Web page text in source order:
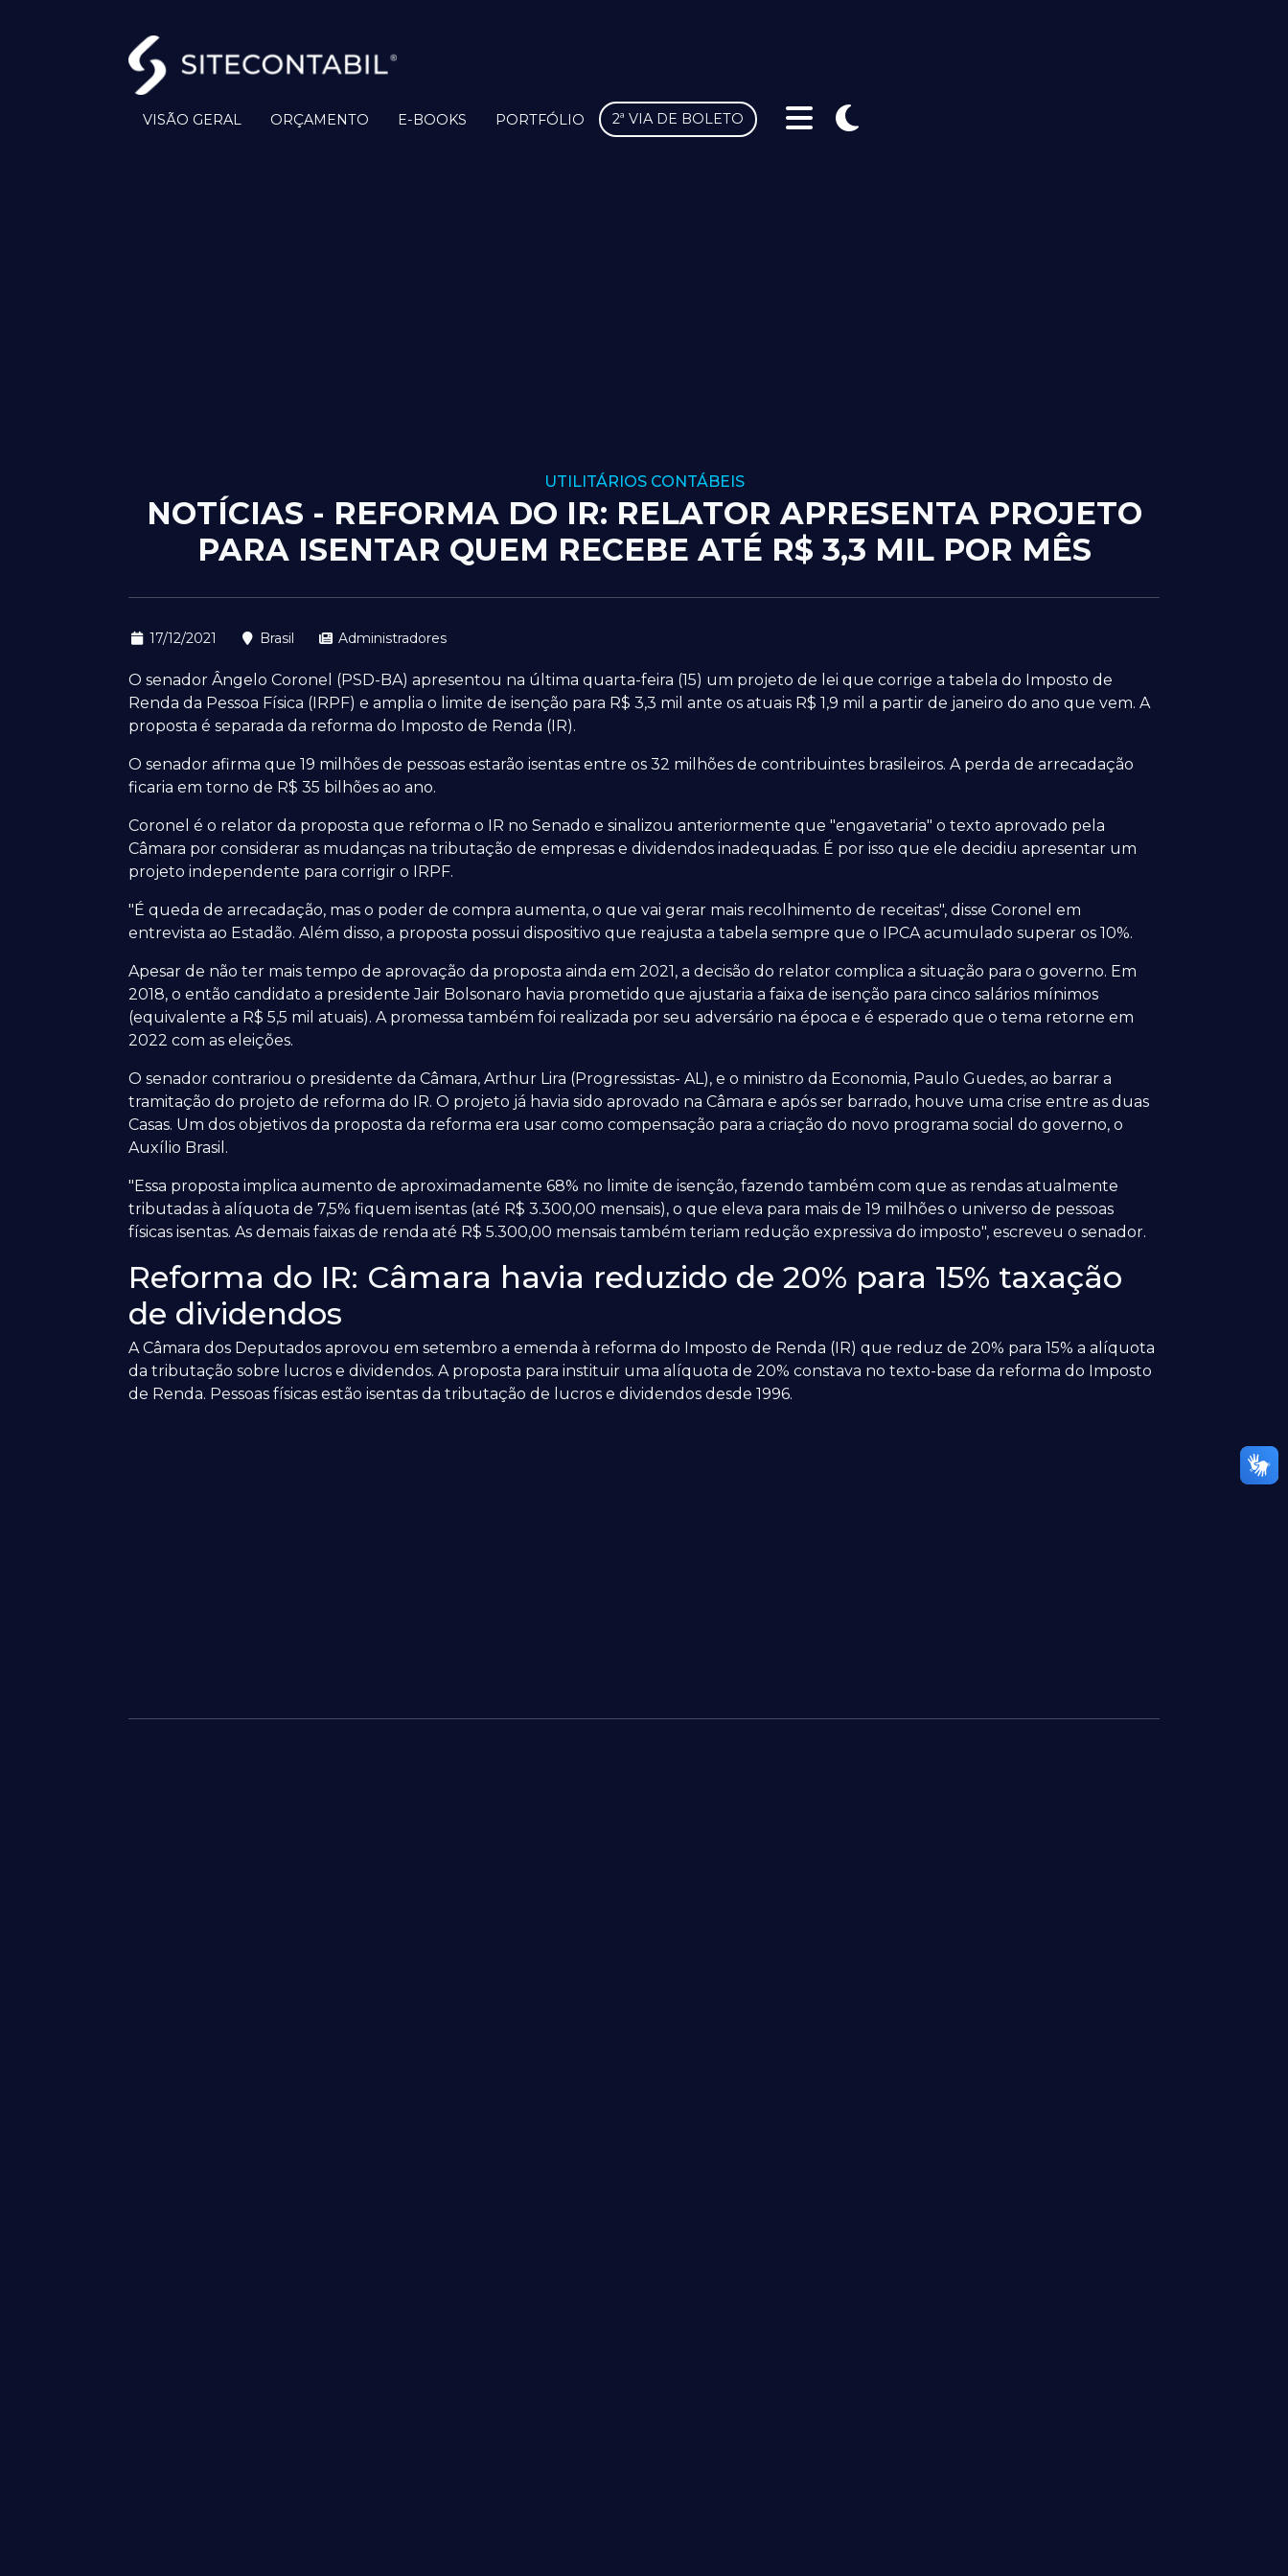
VISÃO GERAL ORÇAMENTO E-BOOKS PORTFÓLIO 2ª VIA DE BOLETO
UTILITÁRIOS CONTÁBEIS
NOTÍCIAS - REFORMA DO IR: RELATOR APRESENTA PROJETO
PARA ISENTAR QUEM RECEBE ATÉ R$ 3,3 MIL POR MÊS
17/12/2021 Brasil Administradores
O senador Ângelo Coronel (PSD-BA) apresentou na última quarta-feira (15) um projeto de lei que corrige a tabela do Imposto de
Renda da Pessoa Física (IRPF) e amplia o limite de isenção para R$ 3,3 mil ante os atuais R$ 1,9 mil a partir de janeiro do ano que vem. A
proposta é separada da reforma do Imposto de Renda (IR).
O senador afirma que 19 milhões de pessoas estarão isentas entre os 32 milhões de contribuintes brasileiros. A perda de arrecadação
ficaria em torno de R$ 35 bilhões ao ano.
Coronel é o relator da proposta que reforma o IR no Senado e sinalizou anteriormente que "engavetaria" o texto aprovado pela
Câmara por considerar as mudanças na tributação de empresas e dividendos inadequadas. É por isso que ele decidiu apresentar um
projeto independente para corrigir o IRPF.
"É queda de arrecadação, mas o poder de compra aumenta, o que vai gerar mais recolhimento de receitas", disse Coronel em
entrevista ao Estadão. Além disso, a proposta possui dispositivo que reajusta a tabela sempre que o IPCA acumulado superar os 10%.
Apesar de não ter mais tempo de aprovação da proposta ainda em 2021, a decisão do relator complica a situação para o governo. Em
2018, o então candidato a presidente Jair Bolsonaro havia prometido que ajustaria a faixa de isenção para cinco salários mínimos
(equivalente a R$ 5,5 mil atuais). A promessa também foi realizada por seu adversário na época e é esperado que o tema retorne em
2022 com as eleições.
O senador contrariou o presidente da Câmara, Arthur Lira (Progressistas- AL), e o ministro da Economia, Paulo Guedes, ao barrar a
tramitação do projeto de reforma do IR. O projeto já havia sido aprovado na Câmara e após ser barrado, houve uma crise entre as duas
Casas. Um dos objetivos da proposta da reforma era usar como compensação para a criação do novo programa social do governo, o
Auxílio Brasil.
"Essa proposta implica aumento de aproximadamente 68% no limite de isenção, fazendo também com que as rendas atualmente
tributadas à alíquota de 7,5% fiquem isentas (até R$ 3.300,00 mensais), o que eleva para mais de 19 milhões o universo de pessoas
físicas isentas. As demais faixas de renda até R$ 5.300,00 mensais também teriam redução expressiva do imposto", escreveu o senador.
Reforma do IR: Câmara havia reduzido de 20% para 15% taxação
de dividendos
A Câmara dos Deputados aprovou em setembro a emenda à reforma do Imposto de Renda (IR) que reduz de 20% para 15% a alíquota
da tributação sobre lucros e dividendos. A proposta para instituir uma alíquota de 20% constava no texto-base da reforma do Imposto
de Renda. Pessoas físicas estão isentas da tributação de lucros e dividendos desde 1996.